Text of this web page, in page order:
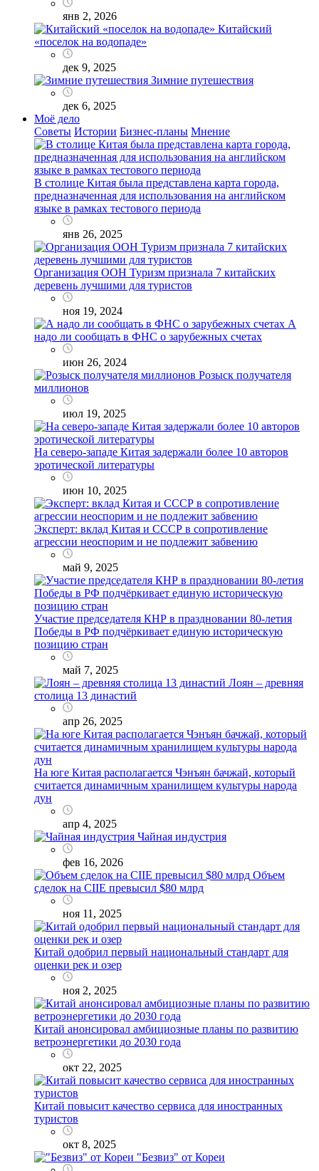
янв 2, 2026
Китайский
«поселок на водопаде»
дек 9, 2025
Зимние путешествия
дек 6, 2025
Моё дело
Советы Истории Бизнес-планы Мнение
В столице Китая была представлена карта города,
предназначенная для использования на английском
языке в рамках тестового периода
янв 26, 2025
Организация ООН Туризм признала 7 китайских
деревень лучшими для туристов
ноя 19, 2024
А
надо ли сообщать в ФНС о зарубежных счетах
июн 26, 2024
Розыск получателя
миллионов
июл 19, 2025
На северо-западе Китая задержали более 10 авторов
эротической литературы
июн 10, 2025
Эксперт: вклад Китая и СССР в сопротивление
агрессии неоспорим и не подлежит забвению
май 9, 2025
Участие председателя КНР в праздновании 80-летия
Победы в РФ подчёркивает единую историческую
позицию стран
май 7, 2025
Лоян – древняя
столица 13 династий
апр 26, 2025
На юге Китая располагается Чэнъян бачжай, который
считается динамичным хранилищем культуры народа
дун
апр 4, 2025
Чайная индустрия
фев 16, 2026
Объем
сделок на CIIE превысил $80 млрд
ноя 11, 2025
Китай одобрил первый национальный стандарт для
оценки рек и озер
ноя 2, 2025
Китай анонсировал амбициозные планы по развитию
ветроэнергетики до 2030 года
окт 22, 2025
Китай повысит качество сервиса для иностранных
туристов
окт 8, 2025
"Безвиз" от Кореи